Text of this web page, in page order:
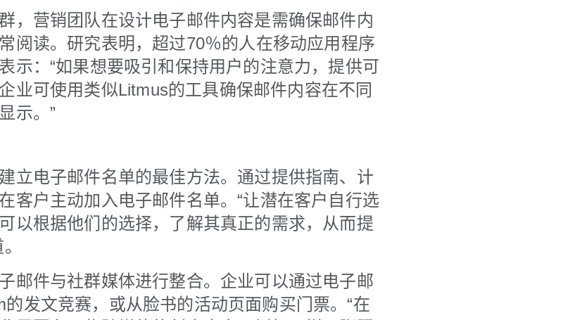
，营销团队在设计电子邮件内容是需确保邮件内
阅读。研究表明，超过70％的人在移动应用程序
示：“如果想要吸引和保持用户的注意力，提供可
业可使用类似Litmus的工具确保邮件内容在不同
示。”
立电子邮件名单的最佳方法。通过提供指南、计
客户主动加入电子邮件名单。“让潜在客户自行选
以根据他们的选择，了解其真正的需求，从而提
邮件与社群媒体进行整合。企业可以通过电子邮
发文竞赛，或从脸书的活动页面购买门票。“在